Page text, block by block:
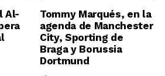
Al-
Tommy Marqués, en la
agenda de Manchester
City, Sporting de
Braga y Borussia
Dortmund